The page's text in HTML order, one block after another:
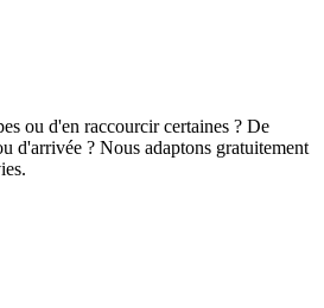
ou d'en raccourcir certaines ? De
d'arrivée ? Nous adaptons gratuitement